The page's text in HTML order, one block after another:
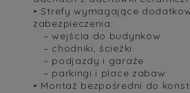
• Strefy wymagające
zabezpieczenia:
– wejścia do budynków
– chodniki, ścieżki
– podjazdy i garaże
– parkingi i place zabaw
• Montaż bezpośredni do